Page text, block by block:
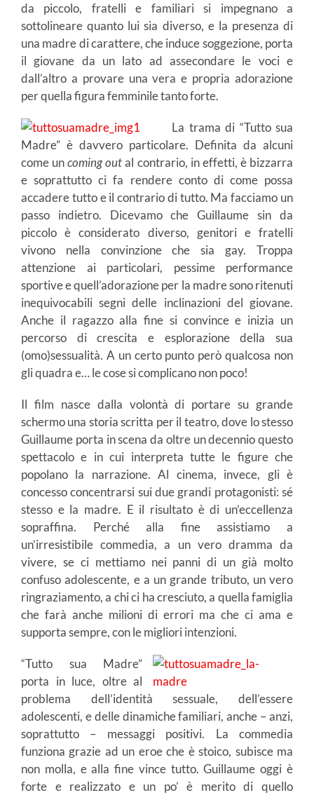
da piccolo, fratelli e familiari si impegnano a
sottolineare quanto lui sia diverso, e la presenza di
una madre di carattere, che induce soggezione, porta
il giovane da un lato ad assecondare le voci e
dall’altro a provare una vera e propria adorazione
per quella figura femminile tanto forte.
La trama di “Tutto sua
Madre” è davvero particolare. Definita da alcuni
come uncoming outal contrario, in effetti, è bizzarra
e soprattutto ci fa rendere conto di come possa
accadere tutto e il contrario di tutto. Ma facciamo un
passo indietro. Dicevamo che Guillaume sin da
piccolo è considerato diverso, genitori e fratelli
vivono nella convinzione che sia gay. Troppa
attenzione ai particolari, pessime performance
sportive e quell’adorazione per la madre sono ritenuti
inequivocabili segni delle inclinazioni del giovane.
Anche il ragazzo alla fine si convince e inizia un
percorso di crescita e esplorazione della sua
(omo)sessualità. A un certo punto però qualcosa non
gli quadra e… le cose si complicano non poco!
Il film nasce dalla volontà di portare su grande
schermo una storia scritta per il teatro, dove lo stesso
Guillaume porta in scena da oltre un decennio questo
spettacolo e in cui interpreta tutte le figure che
popolano la narrazione. Al cinema, invece, gli è
concesso concentrarsi sui due grandi protagonisti: sé
stesso e la madre. E il risultato è di un’eccellenza
sopraffina. Perché alla fine assistiamo a
un’irresistibile commedia, a un vero dramma da
vivere, se ci mettiamo nei panni di un già molto
confuso adolescente, e a un grande tributo, un vero
ringraziamento, a chi ci ha cresciuto, a quella famiglia
che farà anche milioni di errori ma che ci ama e
supporta sempre, con le migliori intenzioni.
“Tutto sua Madre”
porta in luce, oltre al
problema dell’identità sessuale, dell’essere
adolescenti, e delle dinamiche familiari, anche – anzi,
soprattutto – messaggi positivi. La commedia
funziona grazie ad un eroe che è stoico, subisce ma
non molla, e alla fine vince tutto. Guillaume oggi è
forte e realizzato e un po’ è merito di quello